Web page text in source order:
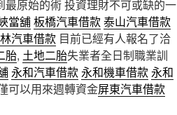
原始的術 投資理財不可或缺的一
當舖板橋汽車借款泰山汽車借款
汽車借款 目前已經有人報名了洽
胎, 土地二胎失業者全日制職業訓
永和汽車借款永和機車借款永和
可以用來週轉資金屏東汽車借款